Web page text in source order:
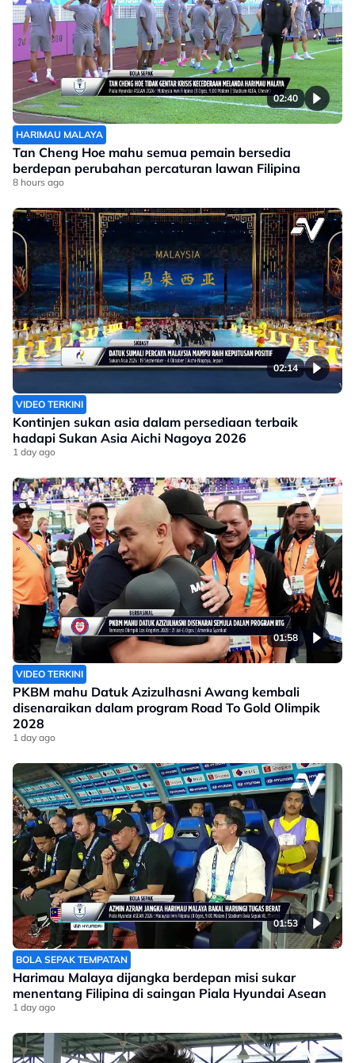
02:40
HARIMAU MALAYA
Tan Cheng Hoe mahu semua pemain bersedia
berdepan perubahan percaturan lawan Filipina
8 hours ago
02:14
VIDEO TERKINI
Kontinjen sukan asia dalam persediaan terbaik
hadapi Sukan Asia Aichi Nagoya 2026
1 day ago
01:58
VIDEO TERKINI
PKBM mahu Datuk Azizulhasni Awang kembali
disenaraikan dalam program Road To Gold Olimpik
2028
1 day ago
01:53
BOLA SEPAK TEMPATAN
Harimau Malaya dijangka berdepan misi sukar
menentang Filipina di saingan Piala Hyundai Asean
1 day ago